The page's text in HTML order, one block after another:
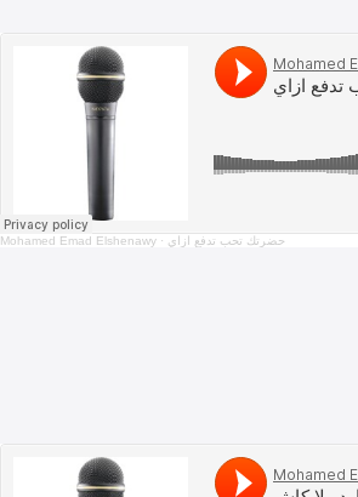
Mohamed Emad Elshenawy · حضرتك تحب تدفع ازاي